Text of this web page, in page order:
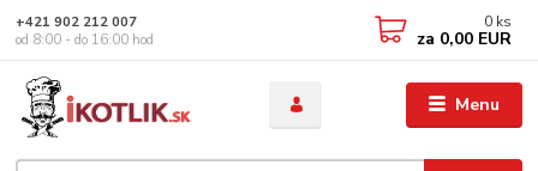
Menu
+421 902 212 007
od 8:00 - do 16:00 hod
0 ks
za 0,00 EUR